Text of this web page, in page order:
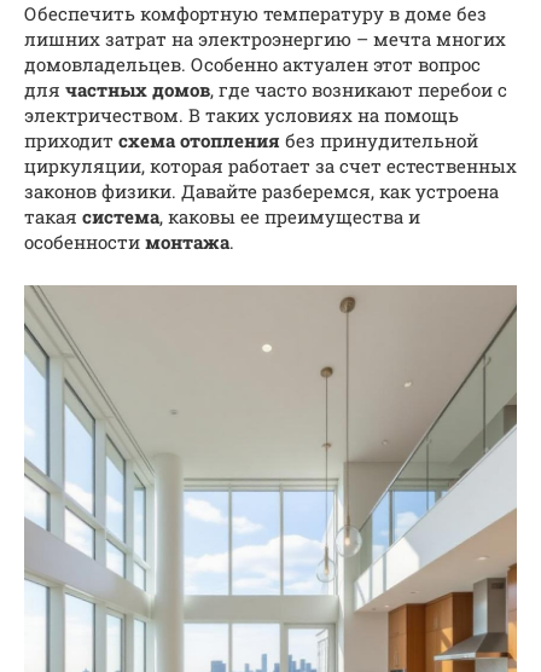
Обеспечить комфортную температуру в доме без
лишних затрат на электроэнергию – мечта многих
домовладельцев. Особенно актуален этот вопрос
для частных домов, где часто возникают перебои с
электричеством. В таких условиях на помощь
приходит схема отопления без принудительной
циркуляции, которая работает за счет естественных
законов физики. Давайте разберемся, как устроена
такая система, каковы ее преимущества и
особенности монтажа.